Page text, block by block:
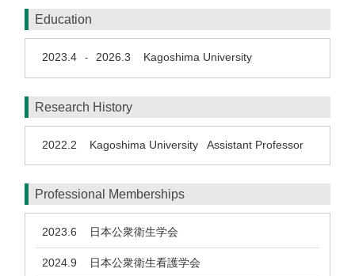
Education
2023.4 - 2026.3 Kagoshima University
Research History
2022.2 Kagoshima University Assistant Professor
Professional Memberships
2023.6 日本公衆衛生学会
2024.9 日本公衆衛生看護学会